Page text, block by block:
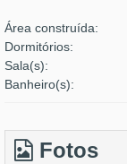
Área construída:
Dormitórios:
Sala(s):
Banheiro(s):
Fotos